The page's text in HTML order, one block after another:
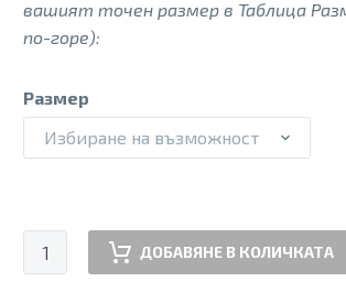
вашият точен размер в Таблица
по-горе):
Размер
Избиране на възможност
количество
за
ДОБАВЯНЕ В КОЛИЧКАТА